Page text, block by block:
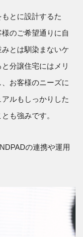
とに設計するた
のご希望通りに自
とは馴染まないケ
分譲住宅にはメリ
お客様のニーズに
ルもしっかりした
も強みです。
の連携や運用